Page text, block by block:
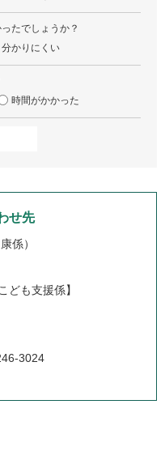
たでしょうか？
分かりにくい
時間がかかった
せ先
係
ども支援係】
3024